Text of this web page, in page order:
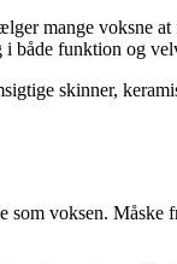
mange voksne
i både funktion og
skinner,
voksen.